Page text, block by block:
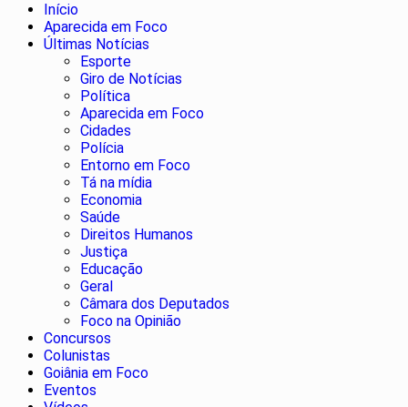
Início
Aparecida em Foco
Últimas Notícias
Esporte
Giro de Notícias
Política
Aparecida em Foco
Cidades
Polícia
Entorno em Foco
Tá na mídia
Economia
Saúde
Direitos Humanos
Justiça
Educação
Geral
Câmara dos Deputados
Foco na Opinião
Concursos
Colunistas
Goiânia em Foco
Eventos